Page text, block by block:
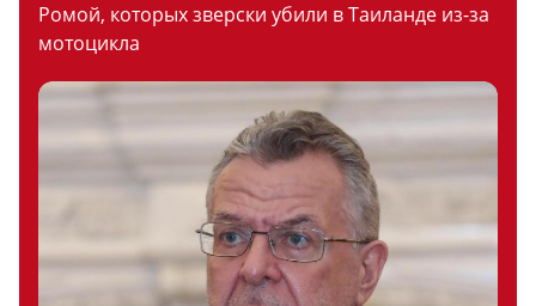
Ромой, которых зверски убили в Таиланде из-за
мотоцикла